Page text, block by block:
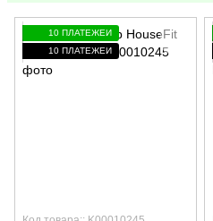
10 ПЛАТЕЖЕЙ
10 ПЛАТЕЖЕЙ